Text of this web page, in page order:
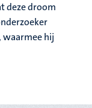
deze droom
waarmee hij